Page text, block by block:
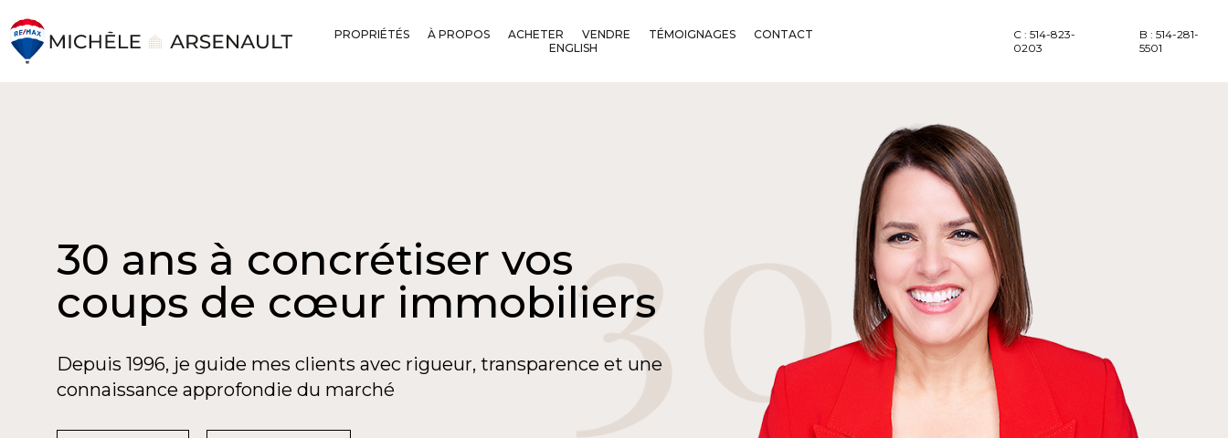
PROPRIÉTÉS À PROPOS ACHETER VENDRE TÉMOIGNAGES
CONTACT
ENGLISH
C : 514-823-
0203
B : 514-281-
5501
30 ans à concrétiser vos
coups de cœur immobiliers
Depuis 1996, je guide mes clients avec rigueur, transparence et une
connaissance approfondie du marché